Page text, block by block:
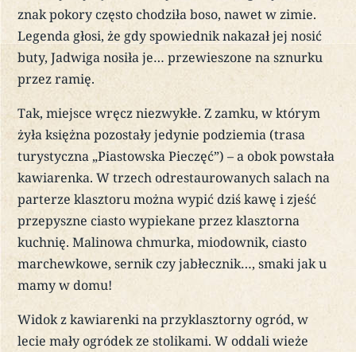
znak pokory często chodziła boso, nawet w zimie.
Legenda głosi, że gdy spowiednik nakazał jej nosić
buty, Jadwiga nosiła je… przewieszone na sznurku
przez ramię.
Tak, miejsce wręcz niezwykłe. Z zamku, w którym
żyła księżna pozostały jedynie podziemia (trasa
turystyczna „Piastowska Pieczęć”) – a obok powstała
kawiarenka. W trzech odrestaurowanych salach na
parterze klasztoru można wypić dziś kawę i zjeść
przepyszne ciasto wypiekane przez klasztorna
kuchnię. Malinowa chmurka, miodownik, ciasto
marchewkowe, sernik czy jabłecznik…, smaki jak u
mamy w domu!
Widok z kawiarenki na przyklasztorny ogród, w
lecie mały ogródek ze stolikami. W oddali wieże